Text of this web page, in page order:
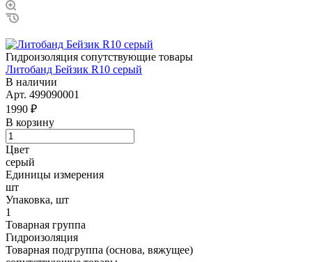
Гидроизоляция сопутствующие товары
Литобанд Бейзик R10 серый
В наличии
Арт. 499090001
1990 ₽
В корзину
Цвет
серый
Единицы измерения
шт
Упаковка, шт
1
Товарная группа
Гидроизоляция
Товарная подгруппа (основа, вяжущее)